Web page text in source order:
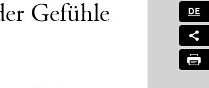
DE
Gefühle